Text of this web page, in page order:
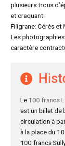
plusieurs trous
et craquant.
Filigrane: Cérès et
Les
caractère
Le 100 francs
est un billet de
circulation à
à la place du
100 francs